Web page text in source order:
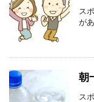
ス
が
朝
ス